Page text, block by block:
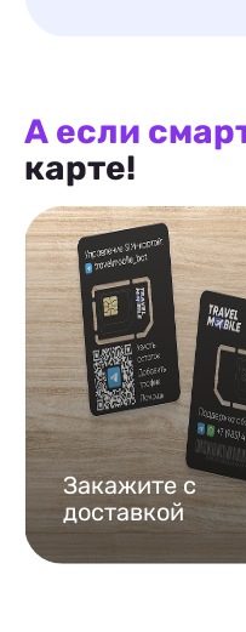
А если
карте!
Закажите с
доставкой